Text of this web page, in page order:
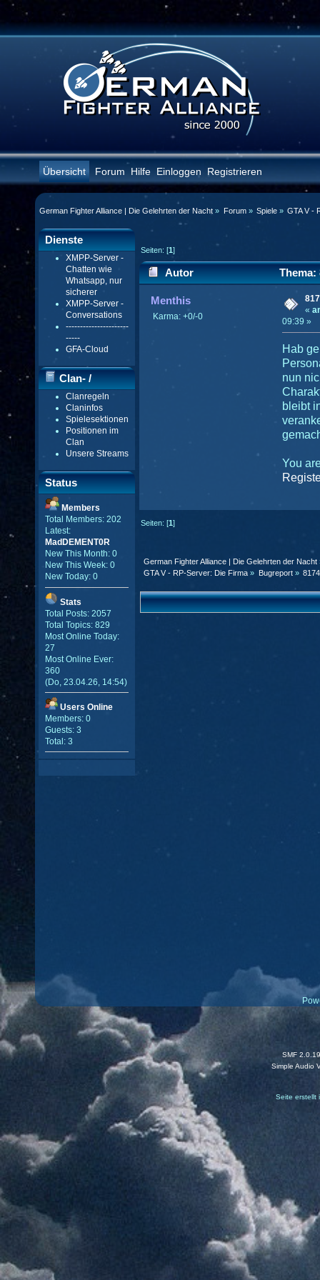
Übersicht Forum Hilfe Einloggen Registrieren
German Fighter Alliance | Die Gelehrten der Nacht » Forum» Spiele» GTA V -
Dienste
XMPP-Server -
Chatten wie
Whatsapp, nur
sicherer
XMPP-Server -
Conversations
----------------------
-----
GFA-Cloud
Clan- /
Gildenmenü
Clanregeln
Claninfos
Spielesektionen
Positionen im
Clan
Unsere Streams
Status
Members
Total Members: 202
Latest:
MadDEMENT0R
New This Month: 0
New This Week: 0
New Today: 0
Stats
Total Posts: 2057
Total Topics: 829
Most Online Today:
27
Most Online Ever:
360
(Do, 23.04.26, 14:54)
Users Online
Members: 0
Guests: 3
Total: 3
Seiten: [1]
Autor
Thema:
mal)
Menthis
Karma: +0/-0
«
09:39 »
Hab
nun
bleibt
You
Seiten: [1]
German Fighter Alliance | Die Gelehrten der Nacht
GTA V - RP-Server: Die Firma » Bugreport»
SMF 2.0.19
Simple Audio
Seite erstellt